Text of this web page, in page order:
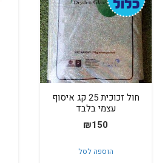
חול זכוכית 25 קג איסוף
עצמי בלבד
₪150
הוספה לסל